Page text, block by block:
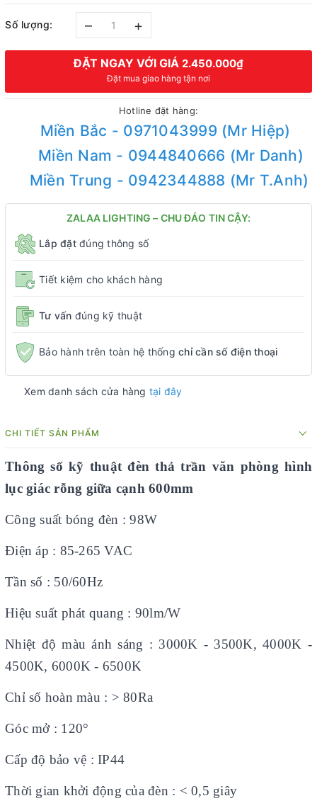
Số lượng: – +
ĐẶT NGAY VỚI GIÁ 2.450.000₫
Đặt mua giao hàng tận nơi
Hotline đặt hàng:
Miền Bắc - 0971043999 (Mr Hiệp)
Miền Nam - 0944840666 (Mr Danh)
Miền Trung - 0942344888 (Mr T.Anh)
ZALAA LIGHTING – CHU ĐÁO TIN CẬY:
Lắp đặtđúng thông số
Tiết kiệm cho khách hàng
Tư vấn đúng kỹ thuật
Bảo hành trên toàn hệ thống chỉ cần số điện thoại
Xem danh sách cửa hàng tại đây
CHI TIẾT SẢN PHẨM
Thông số kỹ thuật đèn thả trần văn phòng hình
lục giác rỗng giữa cạnh 600mm
Công suất bóng đèn : 98W
Điện áp : 85-265 VAC
Tần số : 50/60Hz
Hiệu suất phát quang : 90lm/W
Nhiệt độ màu ánh sáng : 3000K - 3500K, 4000K -
4500K, 6000K - 6500K
Chỉ số hoàn màu : > 80Ra
Góc mở : 120°
Cấp độ bảo vệ : IP44
Thời gian khởi động của đèn : < 0,5 giây